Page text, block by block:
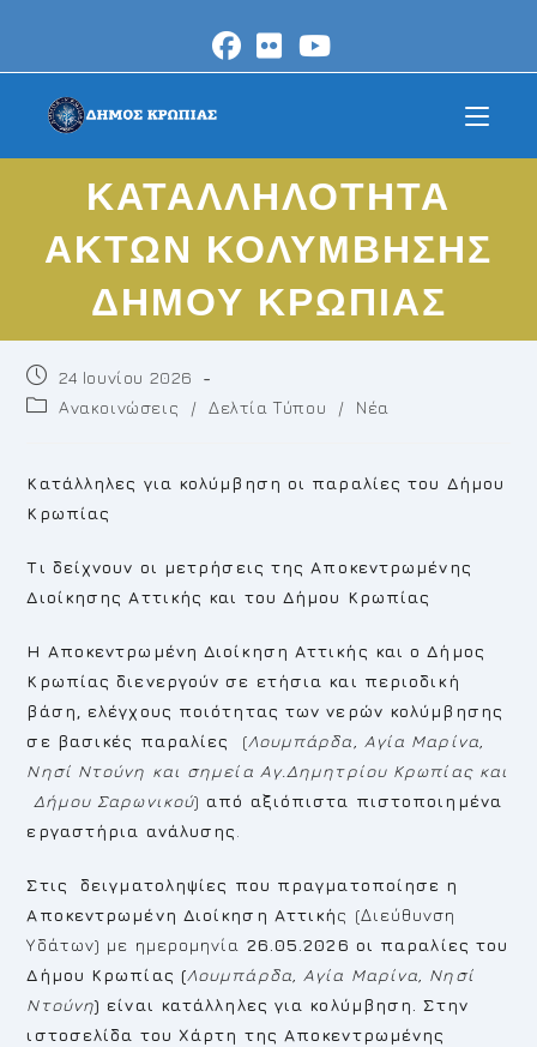
content
ΚΑΤΑΛΛΗΛΟΤΗΤΑ
ΑΚΤΩΝ ΚΟΛΥΜΒΗΣΗΣ
ΔΗΜΟΥ ΚΡΩΠΙΑΣ
Post
published:
24 Ιουνίου 2026
PostΑνακοινώσεις / Δελτία Τύπου / Νέα
Κατάλληλες για κολύμβηση οι παραλίες του Δήμου
Κρωπίας
Τι δείχνουν οι μετρήσεις της Αποκεντρωμένης
Διοίκησης Αττικής και του Δήμου Κρωπίας
Η Αποκεντρωμένη Διοίκηση Αττικής και ο Δήμος
Κρωπίας διενεργούν σε ετήσια και περιοδική
βάση, ελέγχους ποιότητας των νερών κολύμβησης
σε βασικές παραλίες
(Λουμπάρδα, Αγία Μαρίνα,
Νησί Ντούνη και σημεία Αγ.Δημητρίου Κρωπίας και
Δήμου Σαρωνικού)από αξιόπιστα πιστοποιημένα
εργαστήρια ανάλυσης
Στις δειγματοληψίες που πραγματοποίησε η
Αποκεντρωμένη Διοίκηση Αττικής (Διεύθυνση
Υδάτων) με ημερομηνία 26.05.2026 οι παραλίες του
Δήμου Κρωπίας (Λουμπάρδα, Αγία Μαρίνα, Νησί
Ντούνη) είναι κατάλληλες για κολύμβηση.
Στην
ιστοσελίδα του Χάρτη της Αποκεντρωμένης